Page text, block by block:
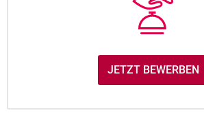
JETZT BEWERBEN